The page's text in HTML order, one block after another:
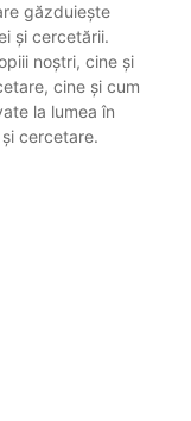
găzduiește
și cercetării.
noștri, cine și
cine și cum
la lumea în
cercetare.